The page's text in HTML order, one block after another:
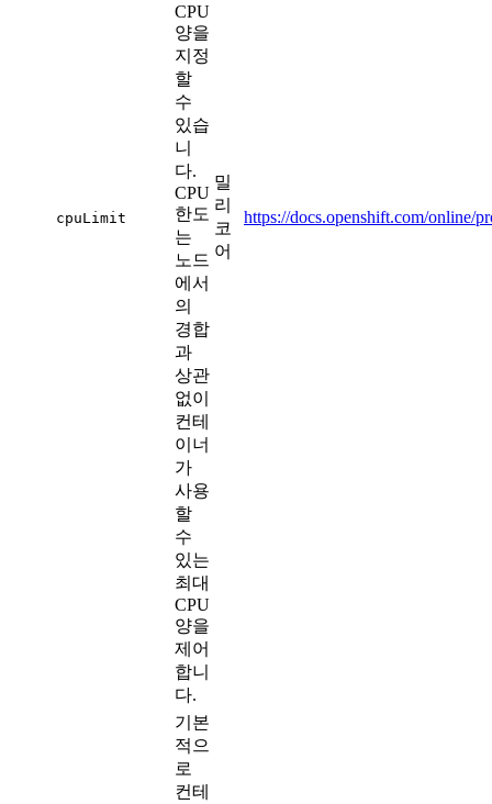
cpuLimit
CPU
양을
지정
할
수
있습
니
다.
CPU
한도
는
노드
에서
의
경합
과
상관
없이
컨테
이너
가
사용
할
수
있는
최대
CPU
양을
제어
합니
다.
밀
리
코
어
https://docs.openshift.com/online/
기본
적으
로
컨테